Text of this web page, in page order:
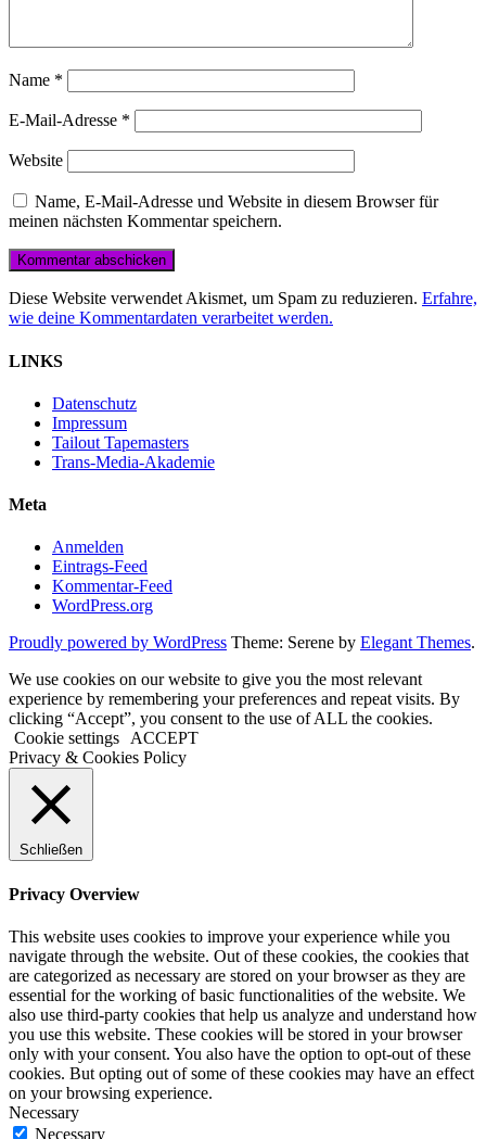
Name *
E-Mail-Adresse *
Website
Name, E-Mail-Adresse und Website in diesem Browser für
meinen nächsten Kommentar speichern.
Diese Website verwendet Akismet, um Spam zu reduzieren. Erfahre,
wie deine Kommentardaten verarbeitet werden.
LINKS
Datenschutz
Impressum
Tailout Tapemasters
Trans-Media-Akademie
Meta
Anmelden
Eintrags-Feed
Kommentar-Feed
WordPress.org
Proudly powered by WordPress Theme: Serene by Elegant Themes.
We use cookies on our website to give you the most relevant
experience by remembering your preferences and repeat visits. By
clicking “Accept”, you consent to the use of ALL the cookies.
Cookie settings ACCEPT
Privacy & Cookies Policy
Schließen
Privacy Overview
This website uses cookies to improve your experience while you
navigate through the website. Out of these cookies, the cookies that
are categorized as necessary are stored on your browser as they are
essential for the working of basic functionalities of the website. We
also use third-party cookies that help us analyze and understand how
you use this website. These cookies will be stored in your browser
only with your consent. You also have the option to opt-out of these
cookies. But opting out of some of these cookies may have an effect
on your browsing experience.
Necessary
Necessary